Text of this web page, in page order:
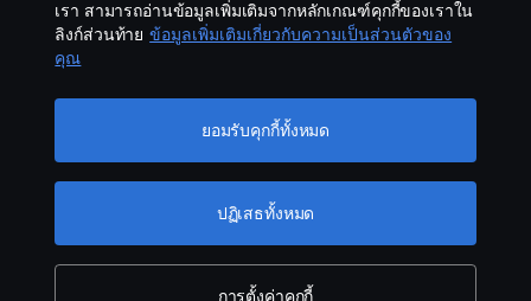
Cookie settings
© Copyright Scania 2026 All rights reserved. Scania
CV AB
เรา สามารถอ่านข้อมูลเพิ่มเติมจากหลักเกณฑ์คุกกี้ของเราใน
ลิงก์ส่วนท้าย ข้อมูลเพิ่มเติมเกี่ยวกับความเป็นส่วนตัวของ
คุณ
การตั้งค่าคุกกี้
ปฏิเสธทั้งหมด
ยอมรับคุกกี้ทั้งหมด